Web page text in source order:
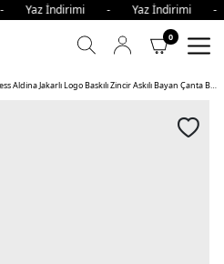
İndirimi - Yaz
0
Guess Aldina Jakarlı Logo Baskılı Zincir Askılı Bayan Çanta BLA